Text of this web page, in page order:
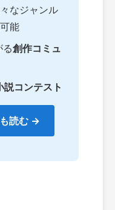
なジャンル
能
創作コミュ
説コンテスト
読む →